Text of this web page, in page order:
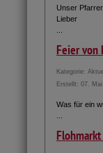
Unser
Lieber
Feier von
Kategorie:
Erstellt: 07.
Was für ein